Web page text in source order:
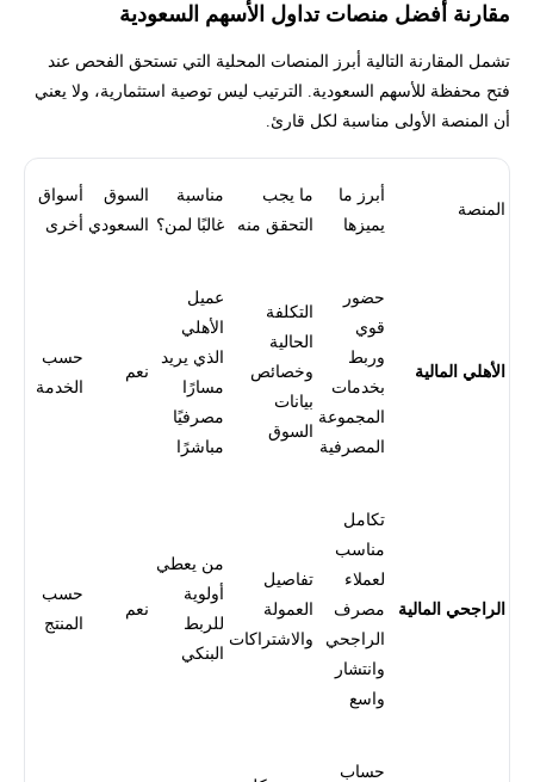
مقارنة أفضل منصات تداول الأسهم السعودية
تشمل المقارنة التالية أبرز المنصات المحلية التي تستحق الفحص عند
فتح محفظة للأسهم السعودية. الترتيب ليس توصية استثمارية، ولا يعني
أن المنصة الأولى مناسبة لكل قارئ.
المنصة
أبرز ما
يميزها
ما يجب
التحقق منه
مناسبة
غالبًا لمن؟
السوق
السعودي
أسواق
أخرى
الأهلي المالية
حضور
قوي
وربط
بخدمات
المجموعة
المصرفية
التكلفة
الحالية
وخصائص
بيانات
السوق
عميل
الأهلي
الذي يريد
مسارًا
مصرفيًا
مباشرًا
نعم
حسب
الخدمة
الراجحي المالية
تكامل
مناسب
لعملاء
مصرف
الراجحي
وانتشار
واسع
تفاصيل
العمولة
والاشتراكات
من يعطي
أولوية
للربط
البنكي
نعم
حسب
المنتج
حساب